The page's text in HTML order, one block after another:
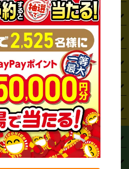
・宮城県 ・秋田県 ・山形県
県 ・埼玉県 ・千葉県 ・茨城県
・愛知県 ・静岡県 ・岐阜県
・石川県 ・福井県 ・大阪府
・和歌山県 ・ 奈良県 ・三重県
・広島県 ・山口県 ・徳島県
・福岡県 ・佐賀県 ・長崎県
・鹿児島県 ・沖縄県
・池袋駅 ・渋谷駅 ・東京駅
・西船橋駅 ・柏駅 ・名古屋駅
・京都駅 ・ 広島駅 ・博多駅
仙台空港
・羽田空港
・ 関西国際空港
・神戸空港
・徳島空港
・鹿児島空港
・仙台市
・さいたま市
・川崎市
・新潟市
・浜松市
・ステーションワゴン・セダン
高級ミニバン・ワンボックス
バン、ライトエースバン等)
カー ・ETCカードレンタル
レンタル ・免責補償プラス
めての方へ ・ご利用案内